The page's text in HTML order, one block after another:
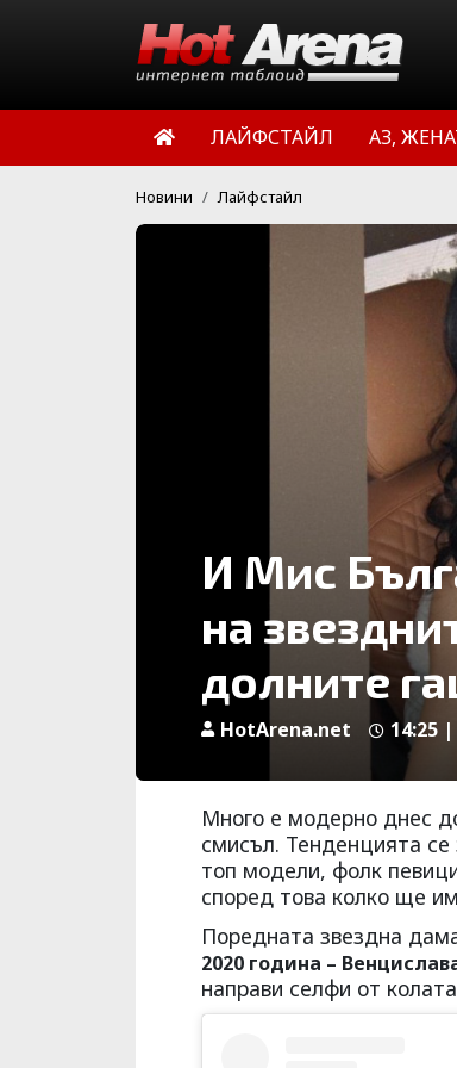
ЛАЙФСТАЙЛ АЗ,
Новини Лайфстайл
И Мис
на
долните
HotArena.net 14:25
Много е модерно днес
смисъл. Тенденцията
топ модели, фолк
според това колко ще
Поредната звездна
2020 година –
направи селфи от